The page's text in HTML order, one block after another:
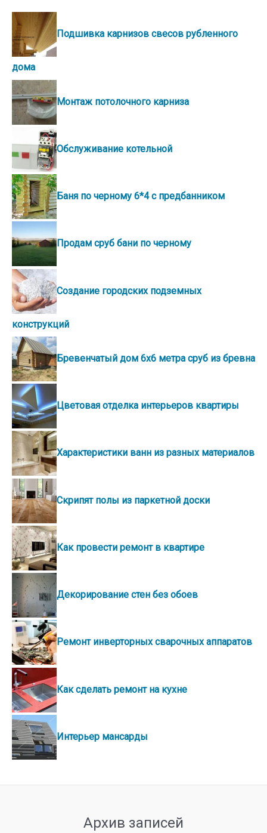
Подшивка карнизов свесов рубленного
дома
Монтаж потолочного карниза
Обслуживание котельной
Баня по черному 6*4 с предбанником
Продам сруб бани по черному
Создание городских подземных
конструкций
Бревенчатый дом 6х6 метра сруб из бревна
Цветовая отделка интерьеров квартиры
Характеристики ванн из разных материалов
Скрипят полы из паркетной доски
Как провести ремонт в квартире
Декорирование стен без обоев
Ремонт инверторных сварочных аппаратов
Как сделать ремонт на кухне
Интерьер мансарды
Архив записей